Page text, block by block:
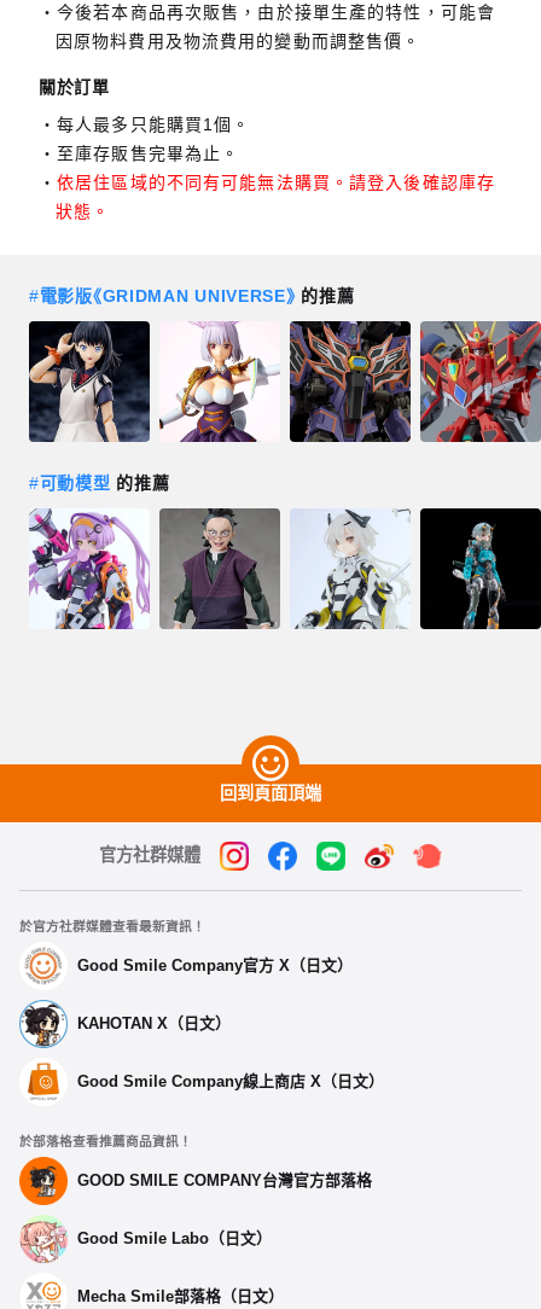
今後若本商品再次販售，由於接單生產的特性，可能會
因原物料費用及物流費用的變動而調整售價。
關於訂單
每人最多只能購買1個。
至庫存販售完畢為止。
依居住區域的不同有可能無法購買。請登入後確認庫存
狀態。
#電影版《GRIDMAN UNIVERSE》 的推薦
#可動模型 的推薦
回到頁面頂端
官方社群媒體
於官方社群媒體查看最新資訊！
Good Smile Company官方 X（日文）
KAHOTAN X（日文）
Good Smile Company線上商店 X（日文）
於部落格查看推薦商品資訊！
GOOD SMILE COMPANY台灣官方部落格
Good Smile Labo（日文）
Mecha Smile部落格（日文）